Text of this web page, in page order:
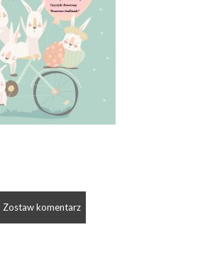
Zostaw komentarz